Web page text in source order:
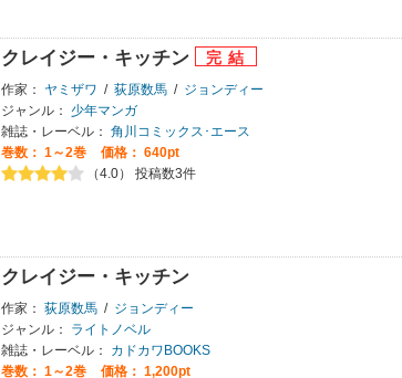
クレイジー・キッチン
作家： ヤミザワ / 荻原数馬 / ジョンディー
ジャンル：
少年マンガ
雑誌・レーベル： 角川コミックス･エース
巻数： 1～2巻
価格： 640pt
（4.0） 投稿数3件
クレイジー・キッチン
作家： 荻原数馬 / ジョンディー
ジャンル：
ライトノベル
雑誌・レーベル：
カドカワBOOKS
巻数： 1～2巻
価格： 1,200pt